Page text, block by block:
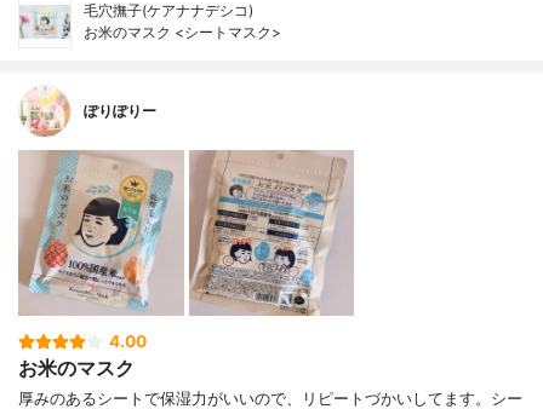
毛穴撫子(ケアナナデシコ)
お米のマスク <シートマスク>
ぽりぽりー
4.00
お米のマスク
厚みのあるシートで保湿力がいいので、リピートづかいしてます。シー